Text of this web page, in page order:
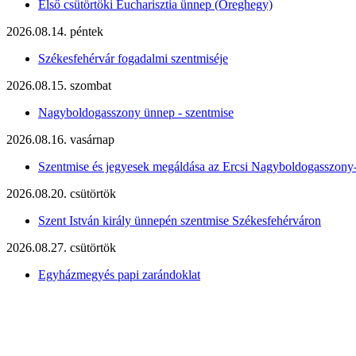
Első csütörtöki Eucharisztia ünnep (Öreghegy)
2026.08.14. péntek
Székesfehérvár fogadalmi szentmiséje
2026.08.15. szombat
Nagyboldogasszony ünnep - szentmise
2026.08.16. vasárnap
Szentmise és jegyesek megáldása az Ercsi
2026.08.20. csütörtök
Szent István király ünnepén szentmise Székesfehérváron
2026.08.27. csütörtök
Egyházmegyés papi zarándoklat